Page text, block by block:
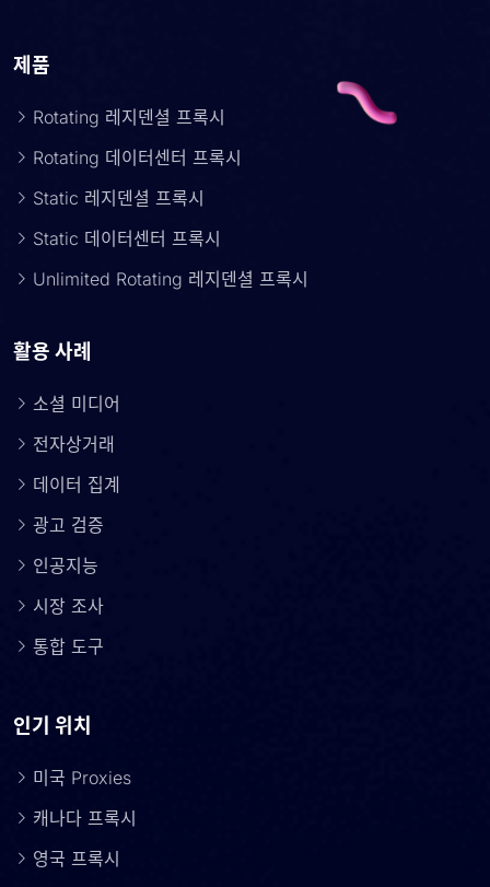
제품
Rotating 레지덴셜 프록시
Rotating 데이터센터 프록시
Static 레지덴셜 프록시
Static 데이터센터 프록시
Unlimited Rotating 레지덴셜 프록시
활용 사례
소셜 미디어
전자상거래
데이터 집계
광고 검증
인공지능
시장 조사
통합 도구
인기 위치
미국 Proxies
캐나다 프록시
영국 프록시